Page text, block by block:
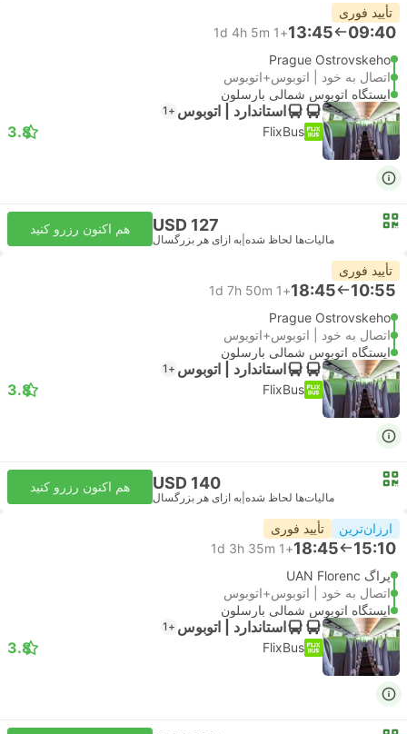
تأیید فوری
09:40
13:45
+1
1d 4h 5m
Prague Ostrovskeho
اتصال به خود | اتوبوس+اتوبوس
ایستگاه اتوبوس شمالی بارسلون
استاندارد | اتوبوس +1
FlixBus
3.8
USD 127
مالیات‌ها لحاظ شده به ازای هر بزرگسال
هم اکنون رزرو کنید
تأیید فوری
10:55
18:45
+1
1d 7h 50m
Prague Ostrovskeho
اتصال به خود | اتوبوس+اتوبوس
ایستگاه اتوبوس شمالی بارسلون
استاندارد | اتوبوس +1
FlixBus
3.8
USD 140
مالیات‌ها لحاظ شده به ازای هر بزرگسال
هم اکنون رزرو کنید
ارزان‌ترین تأیید فوری
15:10
18:45
+1
1d 3h 35m
پراگ UAN Florenc
اتصال به خود | اتوبوس+اتوبوس
ایستگاه اتوبوس شمالی بارسلون
استاندارد | اتوبوس +1
FlixBus
3.8